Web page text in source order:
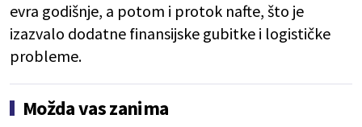
evra godišnje, a potom i protok nafte, što je
izazvalo dodatne finansijske gubitke i logističke
probleme.
Možda vas zanima